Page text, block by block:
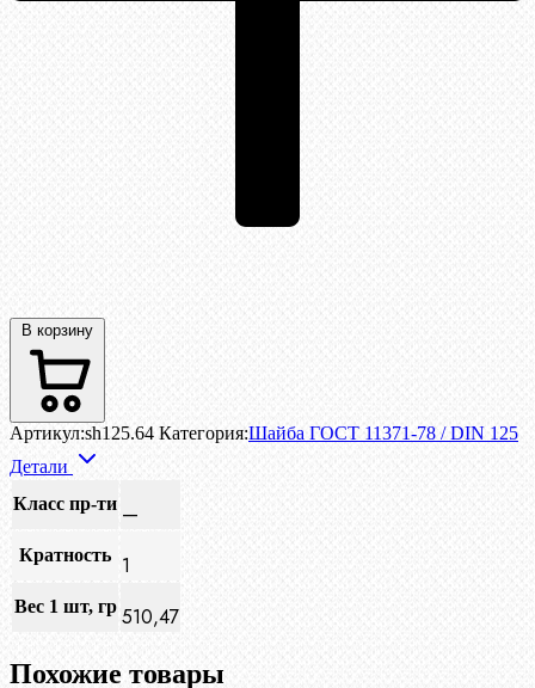
В корзину
Артикул:sh125.64 Категория:Шайба ГОСТ 11371-78 / DIN 125
Детали
Класс пр-ти —
Кратность 1
Вес 1 шт, гр 510,47
Похожие товары